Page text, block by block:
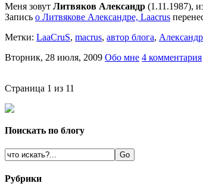
Меня зовут Литвяков Александр (1.11.1987),
Запись о Литвякове Александре, Laacrus
Метки: LaaCruS, macrus, автор блога, Александр
Вторник, 28 июля, 2009 Обо мне 4 комментария
Страница 1 из 11
Поискать по блогу
Рубрики